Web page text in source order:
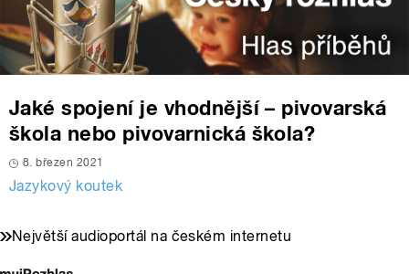
Jaké spojení je vhodnější – pivovarská
škola nebo pivovarnická škola?
8. březen 2021
Jazykový koutek
Největší audioportál na českém internetu